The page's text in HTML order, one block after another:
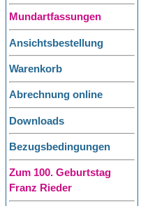
Mundartfassungen
Ansichtsbestellung
Warenkorb
Abrechnung online
Downloads
Bezugsbedingungen
Zum 100. Geburtstag
Franz Rieder